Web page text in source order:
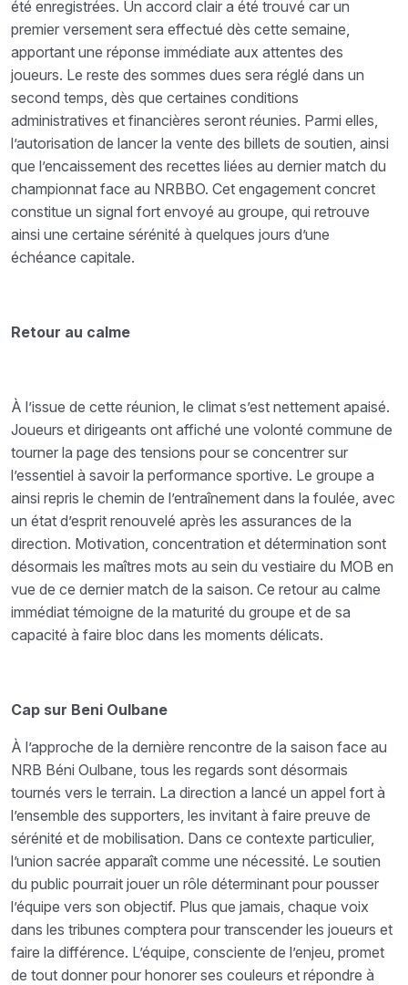
été enregistrées. Un accord clair a été trouvé car un
premier versement sera effectué dès cette semaine,
apportant une réponse immédiate aux attentes des
joueurs. Le reste des sommes dues sera réglé dans un
second temps, dès que certaines conditions
administratives et financières seront réunies. Parmi elles,
l’autorisation de lancer la vente des billets de soutien, ainsi
que l’encaissement des recettes liées au dernier match du
championnat face au NRBBO. Cet engagement concret
constitue un signal fort envoyé au groupe, qui retrouve
ainsi une certaine sérénité à quelques jours d’une
échéance capitale.
Retour au calme
À l’issue de cette réunion, le climat s’est nettement apaisé.
Joueurs et dirigeants ont affiché une volonté commune de
tourner la page des tensions pour se concentrer sur
l’essentiel à savoir la performance sportive. Le groupe a
ainsi repris le chemin de l’entraînement dans la foulée, avec
un état d’esprit renouvelé après les assurances de la
direction. Motivation, concentration et détermination sont
désormais les maîtres mots au sein du vestiaire du MOB en
vue de ce dernier match de la saison. Ce retour au calme
immédiat témoigne de la maturité du groupe et de sa
capacité à faire bloc dans les moments délicats.
Cap sur Beni Oulbane
À l’approche de la dernière rencontre de la saison face au
NRB Béni Oulbane, tous les regards sont désormais
tournés vers le terrain. La direction a lancé un appel fort à
l’ensemble des supporters, les invitant à faire preuve de
sérénité et de mobilisation. Dans ce contexte particulier,
l’union sacrée apparaît comme une nécessité. Le soutien
du public pourrait jouer un rôle déterminant pour pousser
l’équipe vers son objectif. Plus que jamais, chaque voix
dans les tribunes comptera pour transcender les joueurs et
faire la différence. L’équipe, consciente de l’enjeu, promet
de tout donner pour honorer ses couleurs et répondre à